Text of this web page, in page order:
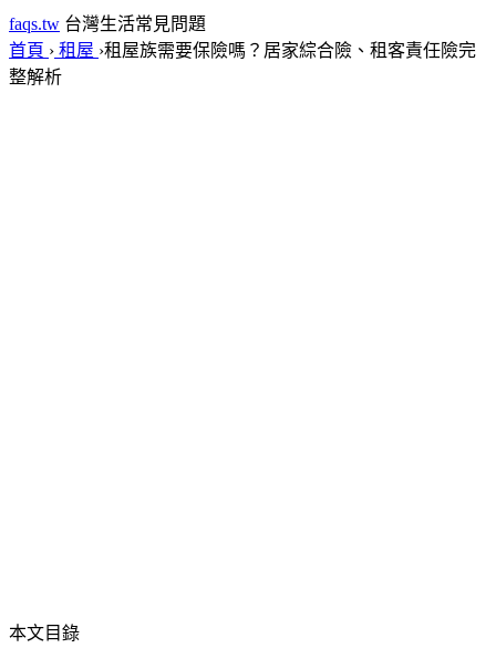
faqs.tw 台灣生活常見問題
首頁 › 租屋 ›租屋族需要保險嗎？居家綜合險、租客責任險完
整解析
本文目錄